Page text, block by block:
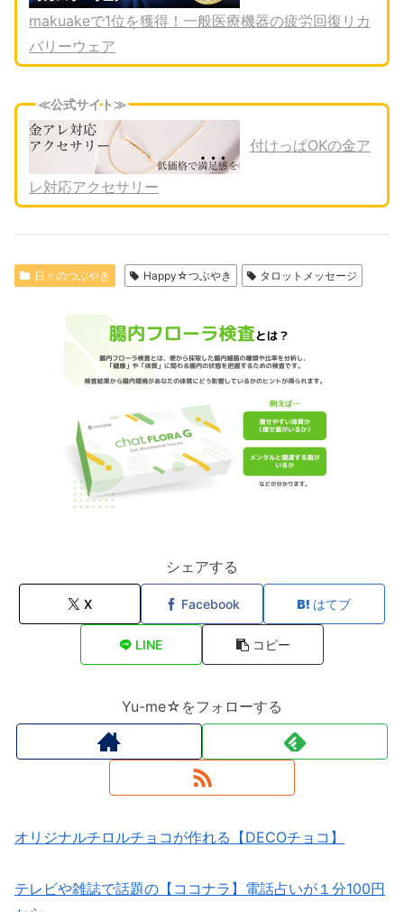
makuakeで1位を獲得！一般医療機器の疲労回復リカ
バリーウェア
≪公式サイト≫
付けっぱOKの金ア
レ対応アクセサリー
日々のつぶやき Happy☆つぶやき タロットメッセージ
シェアする
X Facebook はてブ
LINE コピー
Yu-me☆をフォローする
オリジナルチロルチョコが作れる【DECOチョコ】
テレビや雑誌で話題の【ココナラ】電話占いが１分100円